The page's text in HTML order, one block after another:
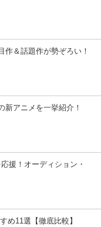
作＆話題作が勢ぞろい！
新アニメを一挙紹介！
援！オーディション・
め11選【徹底比較】